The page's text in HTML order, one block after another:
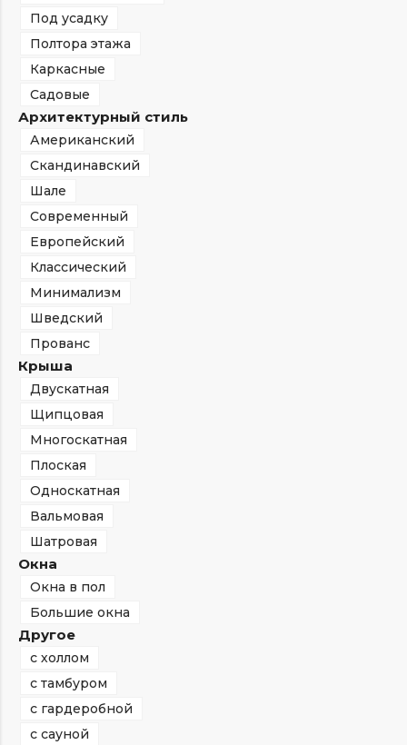
Под усадку
Полтора этажа
Каркасные
Садовые
Архитектурный стиль
Американский
Скандинавский
Шале
Современный
Европейский
Классический
Минимализм
Шведский
Прованс
Крыша
Двускатная
Щипцовая
Многоскатная
Плоская
Односкатная
Вальмовая
Шатровая
Окна
Окна в пол
Большие окна
Другое
с холлом
с тамбуром
с гардеробной
с сауной